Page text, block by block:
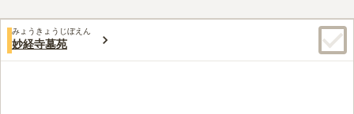
みょうきょうじぼえん
妙経寺墓苑